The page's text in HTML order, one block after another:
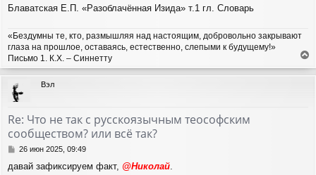
Блаватская Е.П. «Разоблачённая Изида» т.1 гл. Словарь
«Бездумны те, кто, размышляя над настоящим, добровольно закрывают
глаза на прошлое, оставаясь, естественно, слепыми к будущему!»
Письмо 1. К.Х. – Синнетту
е
р
Вэл
Re: Что не так с русскоязычным теософским
сообществом? или всё так?
С
о
26 июн 2025, 09:49
давай зафиксируем факт, @Николай.